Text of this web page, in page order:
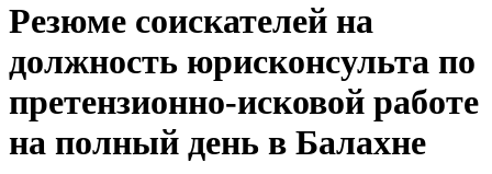
Резюме соискателей на
должность юрисконсульта по
претензионно-исковой работе
на полный день в Балахне